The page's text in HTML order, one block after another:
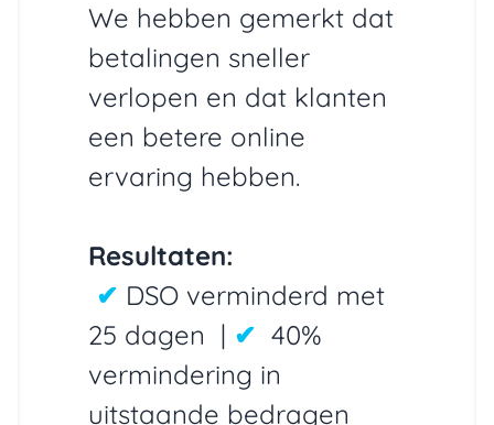
We hebben gemerkt dat
betalingen sneller
verlopen en dat klanten
een betere online
ervaring hebben.
Resultaten:
✔ DSO verminderd met
25 dagen | ✔ 40%
vermindering in
uitstaande bedragen